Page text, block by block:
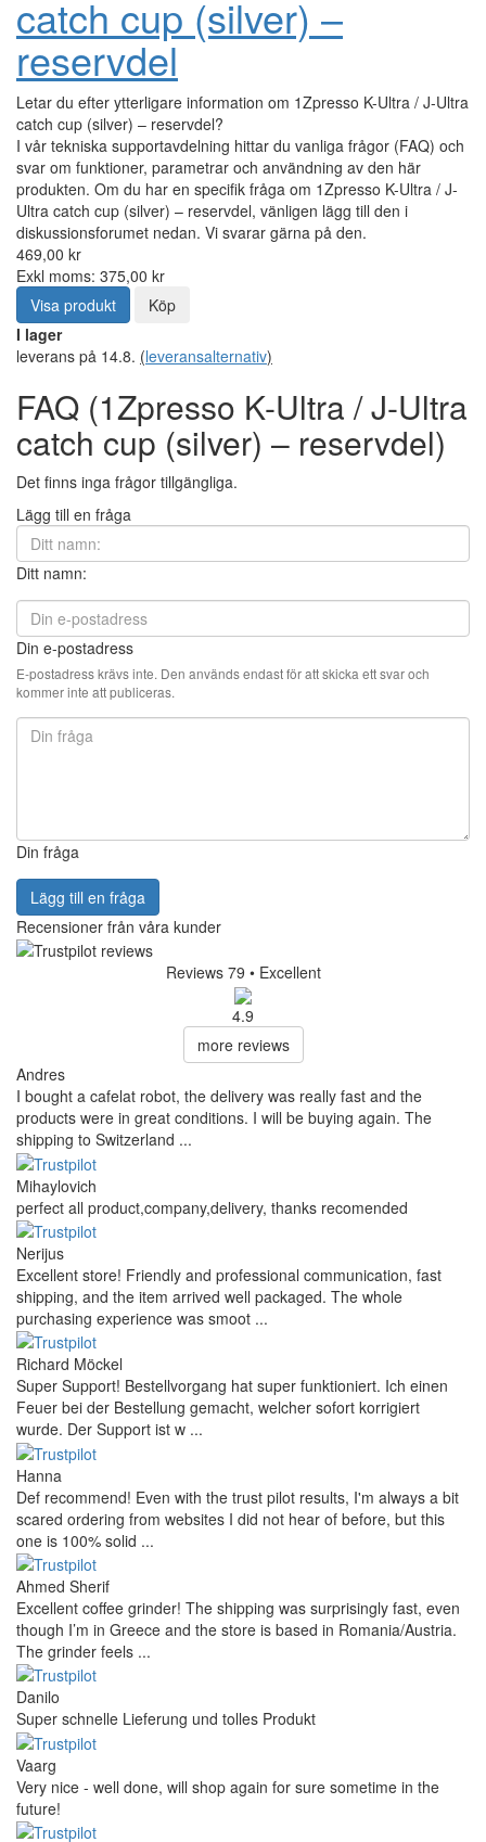
catch cup (silver) –
reservdel
Letar du efter ytterligare information om 1Zpresso K-Ultra / J-Ultra
catch cup (silver) – reservdel?
I vår tekniska supportavdelning hittar du vanliga frågor (FAQ) och
svar om funktioner, parametrar och användning av den här
produkten. Om du har en specifik fråga om 1Zpresso K-Ultra / J-
Ultra catch cup (silver) – reservdel, vänligen lägg till den i
diskussionsforumet nedan. Vi svarar gärna på den.
469,00 kr
Exkl moms: 375,00 kr
Visa produkt
Köp
I lager
leverans på 14.8. (leveransalternativ)
FAQ (1Zpresso K-Ultra / J-Ultra
catch cup (silver) – reservdel)
Det finns inga frågor tillgängliga.
Lägg till en fråga
Ditt namn:
Din e-postadress
E-postadress krävs inte. Den används endast för att skicka ett svar och
kommer inte att publiceras.
Din fråga
Lägg till en fråga
Recensioner från våra kunder
Reviews 79 • Excellent
4.9
more reviews
Andres
I bought a cafelat robot, the delivery was really fast and the
products were in great conditions. I will be buying again. The
shipping to Switzerland ...
Mihaylovich
perfect all product,company,delivery, thanks recomended
Nerijus
Excellent store! Friendly and professional communication, fast
shipping, and the item arrived well packaged. The whole
purchasing experience was smoot ...
Richard Möckel
Super Support! Bestellvorgang hat super funktioniert. Ich einen
Feuer bei der Bestellung gemacht, welcher sofort korrigiert
wurde. Der Support ist w ...
Hanna
Def recommend! Even with the trust pilot results, I'm always a bit
scared ordering from websites I did not hear of before, but this
one is 100% solid ...
Ahmed Sherif
Excellent coffee grinder! The shipping was surprisingly fast, even
though I’m in Greece and the store is based in Romania/Austria.
The grinder feels ...
Danilo
Super schnelle Lieferung und tolles Produkt
Vaarg
Very nice - well done, will shop again for sure sometime in the
future!